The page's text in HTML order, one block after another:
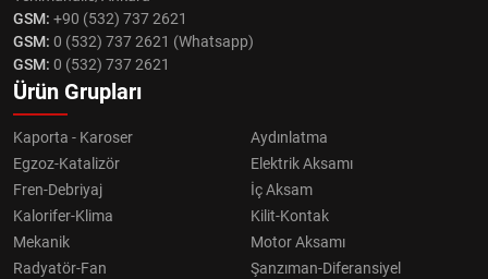
GSM: +90 (532) 737 2621
GSM: 0 (532) 737 2621 (Whatsapp)
GSM: 0 (532) 737 2621
Ürün Grupları
Kaporta - Karoser
Aydınlatma
Egzoz-Katalizör
Elektrik Aksamı
Fren-Debriyaj
İç Aksam
Kalorifer-Klima
Kilit-Kontak
Mekanik
Motor Aksamı
Radyatör-Fan
Şanzıman-Diferansiyel